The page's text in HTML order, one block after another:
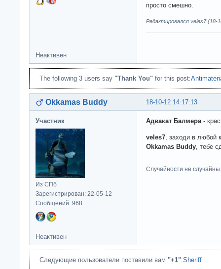
просто смешно.
Редактировался veles7 (18-
Неактивен
The following 3 users say "Thank You" for this post:
18-10-12 14:17:13
Okkamas Buddy
Участник
Из СПб
Зарегистрирован: 22-05-12
Сообщений: 968
Адвакат Балмера -
veles7 , заходи в любой
Okkamas Buddy , тебе
Случайности не случайны.
Неактивен
Следующие пользователи поставили вам "+1":Sheriff